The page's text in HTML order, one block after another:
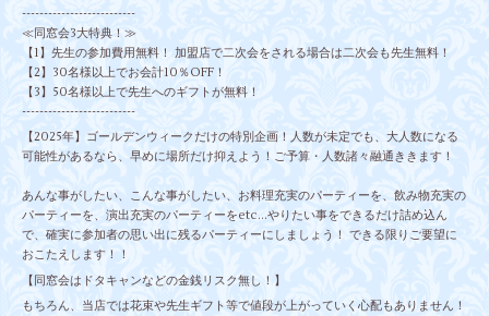
--------------------------
≪同窓会3大特典！≫
【1】先生の参加費用無料！ 加盟店で二次会をされる場合は二次会も先生無料！
【2】30名様以上でお会計10％OFF！
【3】50名様以上で先生へのギフトが無料！
--------------------------
【2025年】ゴールデンウィークだけの特別企画！人数が未定でも、大人数になる
可能性があるなら、早めに場所だけ抑えよう！ご予算・人数諸々融通ききます！
あんな事がしたい、こんな事がしたい、お料理充実のパーティーを、飲み物充実の
パーティーを、演出充実のパーティーをetc...やりたい事をできるだけ詰め込ん
で、確実に参加者の思い出に残るパーティーにしましょう！ できる限りご要望に
おこたえします！！
【同窓会はドタキャンなどの金銭リスク無し！】
もちろん、当店では花束や先生ギフト等で値段が上がっていく心配もありません！